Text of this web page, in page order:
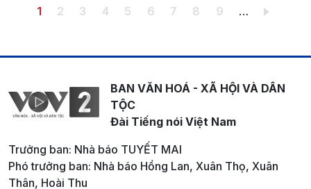
Pagination
Trang hiện thời
1 Trang
2 Trang
3 Trang
4 Trang
5 Trang
6 Trang
7 Trang
8 Trang
9 …
BAN VĂN HOÁ - XÃ HỘI VÀ DÂN
TỘC
Đài Tiếng nói Việt Nam
Trưởng ban: Nhà báo TUYẾT MAI
Phó trưởng ban: Nhà báo Hồng Lan, Xuân Thọ, Xuân
Thân, Hoài Thu